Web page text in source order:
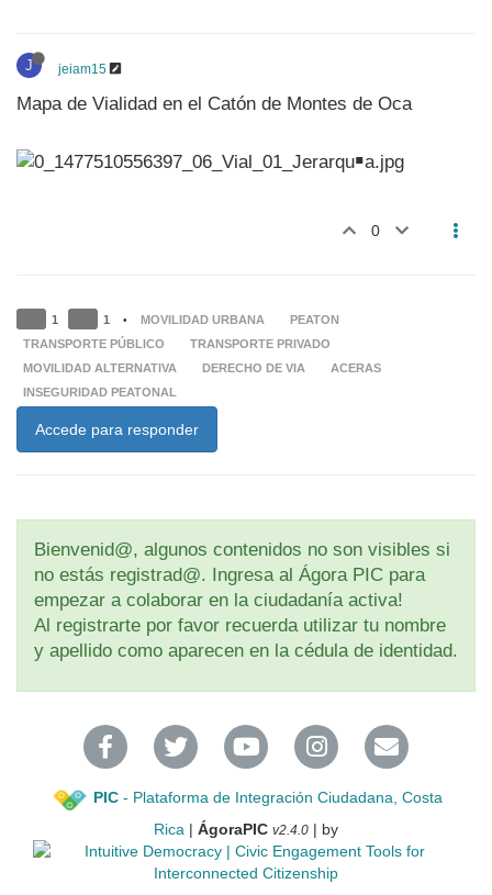
J jeiam15
Mapa de Vialidad en el Catón de Montes de Oca
0
1 1 • MOVILIDAD URBANA
PEATON
TRANSPORTE PÚBLICO
TRANSPORTE PRIVADO
MOVILIDAD ALTERNATIVA
DERECHO DE VIA
ACERAS
INSEGURIDAD PEATONAL
Accede para responder
Bienvenid@, algunos contenidos no son visibles si
no estás registrad@. Ingresa al Ágora PIC para
empezar a colaborar en la ciudadanía activa!
Al registrarte por favor recuerda utilizar tu nombre
y apellido como aparecen en la cédula de identidad.
PIC- Plataforma de Integración Ciudadana, Costa
Rica | ÁgoraPIC v2.4.0 | by